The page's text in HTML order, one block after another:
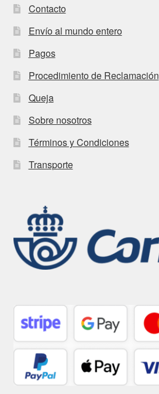
Contacto
Envío al mundo entero
Pagos
Procedimiento de Reclamación
Queja
Sobre nosotros
Términos y Condiciones
Transporte